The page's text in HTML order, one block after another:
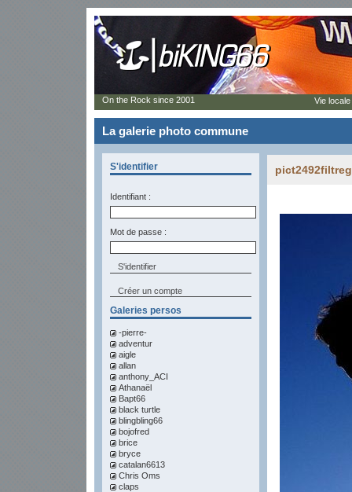
La galerie photo commune
S'identifier
Identifiant :
Mot de passe :
Créer un compte
Galeries persos
-pierre-
adventur
aigle
allan
anthony_ACI
Athanaël
Bapt66
black turtle
blingbling66
bojofred
brice
bryce
catalan6613
Chris Oms
claps
On the Rock since 2001 Vie